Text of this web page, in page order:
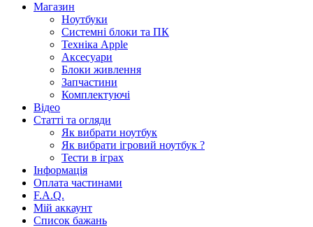
Магазин
Ноутбуки
Системні блоки та ПК
Техніка Apple
Аксесуари
Блоки живлення
Запчастини
Комплектуючі
Відео
Статті та огляди
Як вибрати ноутбук
Як вибрати ігровий ноутбук ?
Тести в іграх
Інформація
Оплата частинами
F.A.Q.
Мій аккаунт
Список бажань